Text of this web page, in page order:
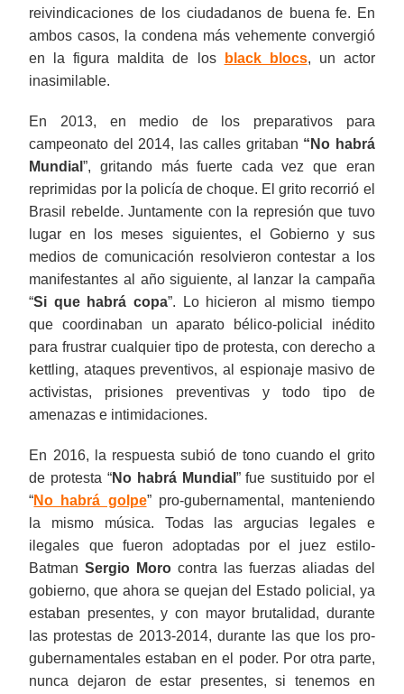
reivindicaciones de los ciudadanos de buena fe. En
ambos casos, la condena más vehemente convergió
en la figura maldita de los
black blocs, un actor
inasimilable.
En 2013, en medio de los preparativos para
campeonato del 2014, las calles gritaban “No habrá
Mundial”, gritando más fuerte cada vez que eran
reprimidas por la policía de choque. El grito recorrió el
Brasil rebelde. Juntamente con la represión que tuvo
lugar en los meses siguientes, el Gobierno y sus
medios de comunicación resolvieron contestar a los
manifestantes al año siguiente, al lanzar la campaña
“Si que habrá copa”. Lo hicieron al mismo tiempo
que coordinaban un aparato bélico-policial inédito
para frustrar cualquier tipo de protesta, con derecho a
kettling, ataques preventivos, al espionaje masivo de
activistas, prisiones preventivas y todo tipo de
amenazas e intimidaciones.
En 2016, la respuesta subió de tono cuando el grito
de protesta “No habrá Mundial ” fue sustituido por el
“No habrá golpe” pro-gubernamental, manteniendo
la mismo música. Todas las argucias legales e
ilegales que fueron adoptadas por el juez estilo-
BatmanSergio Moro contra las fuerzas aliadas del
gobierno, que ahora se quejan del Estado policial, ya
estaban presentes, y con mayor brutalidad, durante
las protestas de 2013-2014, durante las que los pro-
gubernamentales estaban en el poder. Por otra parte,
nunca dejaron de estar presentes, si tenemos en